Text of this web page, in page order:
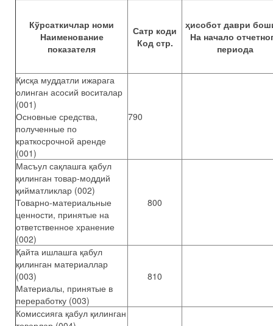
Кўрсаткичлар номи
Наименование
показателя
Сатр коди
Код стр.
ҳисобот даври
На начало
периода
Қисқа муддатли ижарага
олинган асосий воситалар
(001)
Основные средства,
полученные по
краткосрочной аренде
(001)
790
Масъул сақлашга қабул
қилинган товар-моддий
қийматликлар (002)
Товарно-материальные
ценности, принятые на
ответственное хранение
(002)
800
Қайта ишлашга қабул
қилинган материаллар
(003)
Материалы, принятые в
переработку (003)
810
Комиссияга қабул қилинган